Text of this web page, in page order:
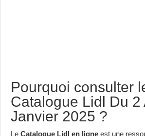
Pourquoi consulter
Catalogue Lidl Du 2
Janvier 2025 ?
LeCatalogue Lidl en ligne est une